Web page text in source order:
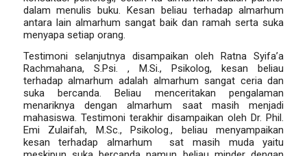
dalam menulis buku. Kesan beliau terhadap almarhum
antara lain almarhum sangat baik dan ramah serta suka
menyapa setiap orang.
Testimoni selanjutnya disampaikan olehRatna Syifa’a
Rachmahana, S.Psi. , M.Si., Psikolog, kesan beliau
terhadap almarhum adalah almarhum sangat ceria dan
suka bercanda. Beliau menceritakan pengalaman
menariknya dengan almarhum saat masih menjadi
mahasiswa. Testimoni terakhir disampaikan oleh Dr. Phil.
Emi Zulaifah, M.Sc., Psikolog., beliau menyampaikan
kesan terhadap almarhum sat masih muda yaitu